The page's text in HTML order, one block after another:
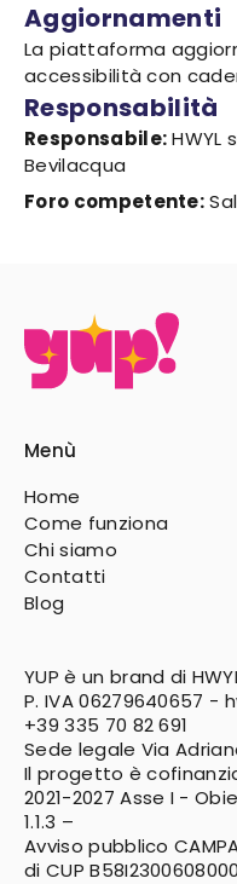
Aggiornamenti
La piattaforma
accessibilità con
Responsabilità
Responsabile:HWYL
Bevilacqua
Foro competente:
Menù
Home
Come funziona
Chi siamo
Contatti
Blog
YUP è un brand di
P. IVA 06279640657 -
+39 335 70 82 691
Sede legale Via
Il progetto è
2021-2027 Asse I -
1.1.3 –
Avviso pubblico
di CUP